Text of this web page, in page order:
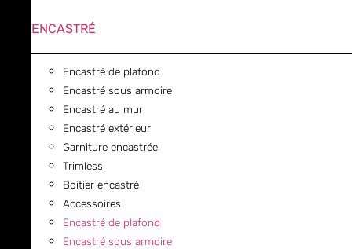
ENCASTRÉ
Encastré de plafond
Encastré sous armoire
Encastré au mur
Encastré extérieur
Garniture encastrée
Trimless
Boitier encastré
Accessoires
Encastré de plafond
Encastré sous armoire